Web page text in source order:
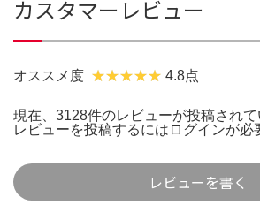
カスタマーレビュー
オススメ度 4.8点
現在、3128件のレビューが投稿されて
レビューを投稿するには ログインが必
レビューを書く